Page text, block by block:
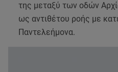
της μεταξύ των οδών
ως αντιθέτου ροής με
Παντελεήμονα.